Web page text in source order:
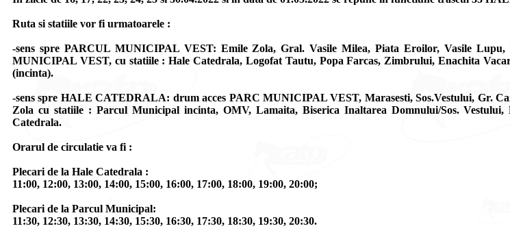
Ruta si statiile vor fi urmatoarele :
-sens spre PARCUL MUNICIPAL VEST: Emile Zola, Gral. Vasile Milea, Piata Eroilor, Vasile Lupu,
MUNICIPAL VEST, cu statiile : Hale Catedrala, Logofat Tautu, Popa Farcas, Zimbrului, Enachita
(incinta).
-sens spre HALE CATEDRALA: drum acces PARC MUNICIPAL VEST, Marasesti, Sos.Vestului, Gr.
Zola cu statiile : Parcul Municipal incinta, OMV, Lamaita, Biserica Inaltarea Domnului/Sos.
Catedrala.
Orarul de circulatie va fi :
Plecari de la Hale Catedrala :
11:00, 12:00, 13:00, 14:00, 15:00, 16:00, 17:00, 18:00, 19:00, 20:00;
Plecari de la Parcul Municipal:
11:30, 12:30, 13:30, 14:30, 15:30, 16:30, 17:30, 18:30, 19:30, 20:30.